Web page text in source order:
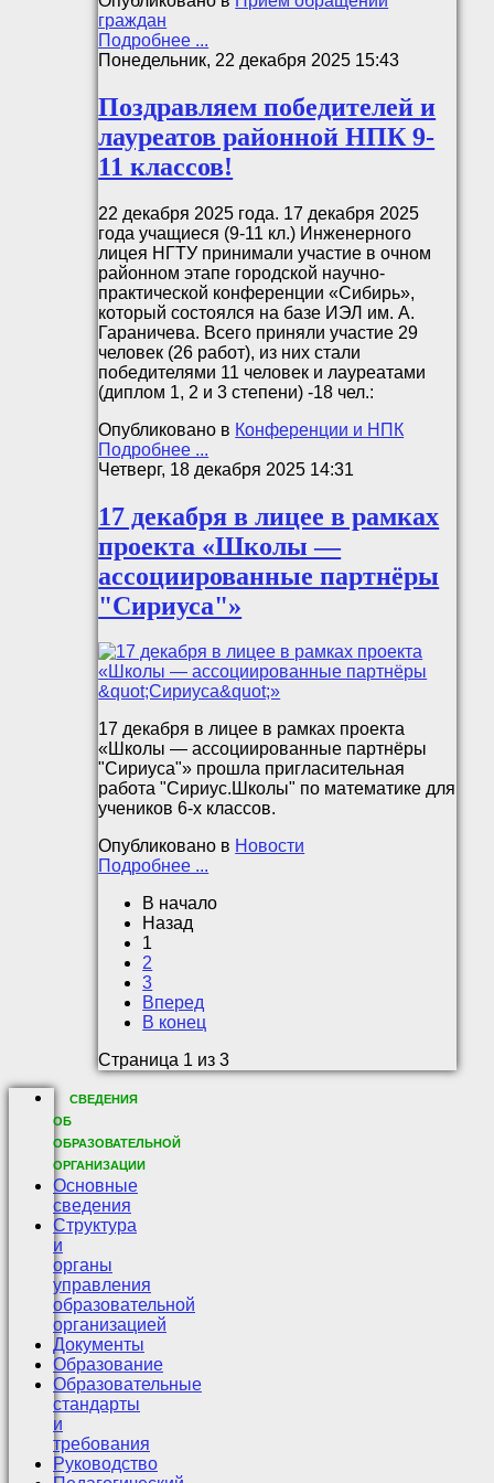
граждан
Подробнее ...
Понедельник, 22 декабря 2025 15:43
Поздравляем победителей и
лауреатов районной НПК 9-
11 классов!
22 декабря 2025 года. 17 декабря 2025
года учащиеся (9-11 кл.) Инженерного
лицея НГТУ принимали участие в очном
районном этапе городской научно-
практической конференции «Сибирь»,
который состоялся на базе ИЭЛ им. А.
Гараничева. Всего приняли участие 29
человек (26 работ), из них стали
победителями 11 человек и лауреатами
(диплом 1, 2 и 3 степени) -18 чел.:
Опубликовано в Конференции и НПК
Подробнее ...
Четверг, 18 декабря 2025 14:31
17 декабря в лицее в рамках
проекта «Школы —
ассоциированные партнёры
"Сириуса"»
17 декабря в лицее в рамках проекта
«Школы — ассоциированные партнёры
"Сириуса"» прошла пригласительная
работа "Сириус.Школы" по математике для
учеников 6-х классов.
Опубликовано в Новости
Подробнее ...
В начало
Назад
1
2
3
Вперед
В конец
Страница 1 из 3
СВЕДЕНИЯ
ОБ
ОБРАЗОВАТЕЛЬНОЙ
ОРГАНИЗАЦИИ
Основные
сведения
Структура
и
органы
управления
образовательной
организацией
Документы
Образование
Образовательные
стандарты
и
требования
Руководство